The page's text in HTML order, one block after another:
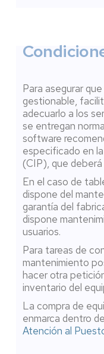
Para asegurar
gestionable,
adecuarlo a los
se entregan
software
especificado en
(CIP), que
En el caso de
dispone del
garantía del
dispone
usuarios.
Para tareas de
mantenimiento
hacer otra
inventario del
La compra de
enmarca dentro
Atención al